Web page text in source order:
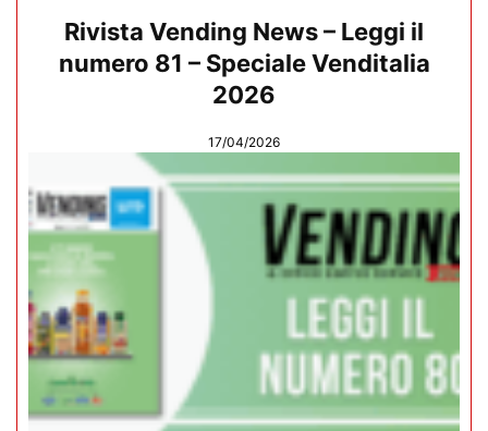
Rivista Vending News – Leggi il
numero 81 – Speciale Venditalia
2026
17/04/2026